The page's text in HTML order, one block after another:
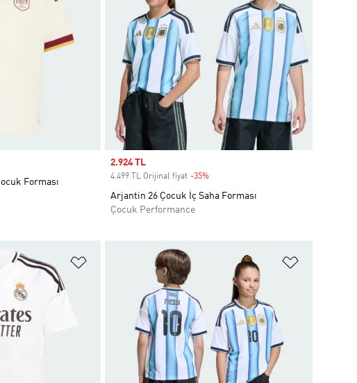
Forması
Sale price
2.924 TL
4.499 TL Orijinal fiyat -35%Discount
Arjantin 26 Çocuk İç Saha Forması
Çocuk Performance
Favori Listesine Ekle